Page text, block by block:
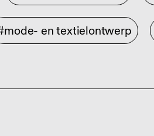
en textielontwerp